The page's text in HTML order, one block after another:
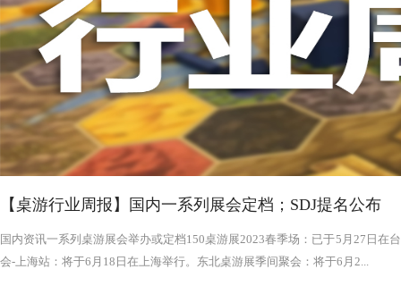
【桌游行业周报】国内一系列展会定档；SDJ提名公布
国内资讯一系列桌游展会举办或定档150桌游展2023春季场：已于5月27日在
会-上海站：将于6月18日在上海举行。东北桌游展季间聚会：将于6月2...